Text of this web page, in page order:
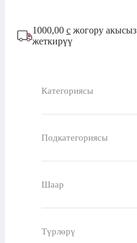
1000,00 с жогору акысыз
жеткирүү
Категориясы
Подкатегориясы
Шаар
Түрлөрү